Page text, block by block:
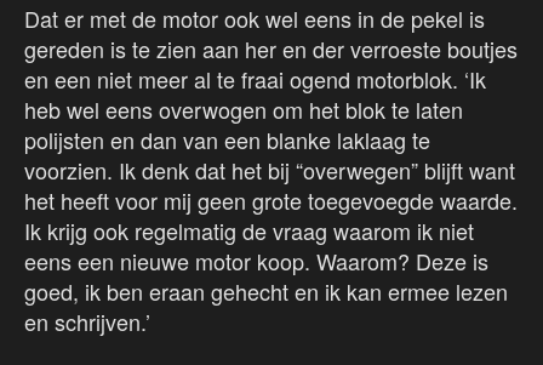
Dat er met de motor ook wel eens in de pekel is
gereden is te zien aan her en der verroeste boutjes
en een niet meer al te fraai ogend motorblok. ‘Ik
heb wel eens overwogen om het blok te laten
polijsten en dan van een blanke laklaag te
voorzien. Ik denk dat het bij “overwegen” blijft want
het heeft voor mij geen grote toegevoegde waarde.
Ik krijg ook regelmatig de vraag waarom ik niet
eens een nieuwe motor koop. Waarom? Deze is
goed, ik ben eraan gehecht en ik kan ermee lezen
en schrijven.’